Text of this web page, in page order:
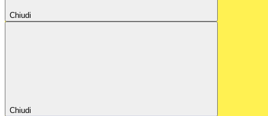
Chiudi
Chiudi